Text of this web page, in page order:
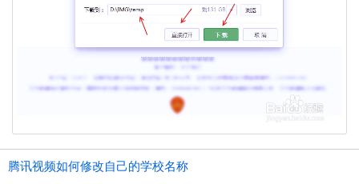
腾讯视频如何修改自己的学校名称